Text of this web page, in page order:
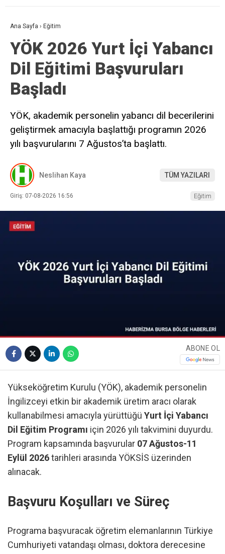
Ana Sayfa › Eğitim
YÖK 2026 Yurt İçi Yabancı
Dil Eğitimi Başvuruları
Başladı
YÖK, akademik personelin yabancı dil becerilerini
geliştirmek amacıyla başlattığı programın 2026
yılı başvurularını 7 Ağustos’ta başlattı.
Neslihan Kaya TÜM YAZILARI
Giriş: 07-08-2026 16:56 Eğitim
ABONE OL
Yükseköğretim Kurulu (YÖK), akademik personelin
İngilizceyi etkin bir akademik üretim aracı olarak
kullanabilmesi amacıyla yürüttüğü Yurt İçi Yabancı
Dil Eğitim Programı için 2026 yılı takvimini duyurdu.
Program kapsamında başvurular 07 Ağustos-11
Eylül 2026tarihleri arasında YÖKSİS üzerinden
alınacak.
Başvuru Koşulları ve Süreç
Programa başvuracak öğretim elemanlarının Türkiye
Cumhuriyeti vatandaşı olması, doktora derecesine